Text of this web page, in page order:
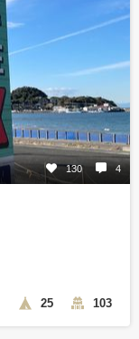
130 4
25 103